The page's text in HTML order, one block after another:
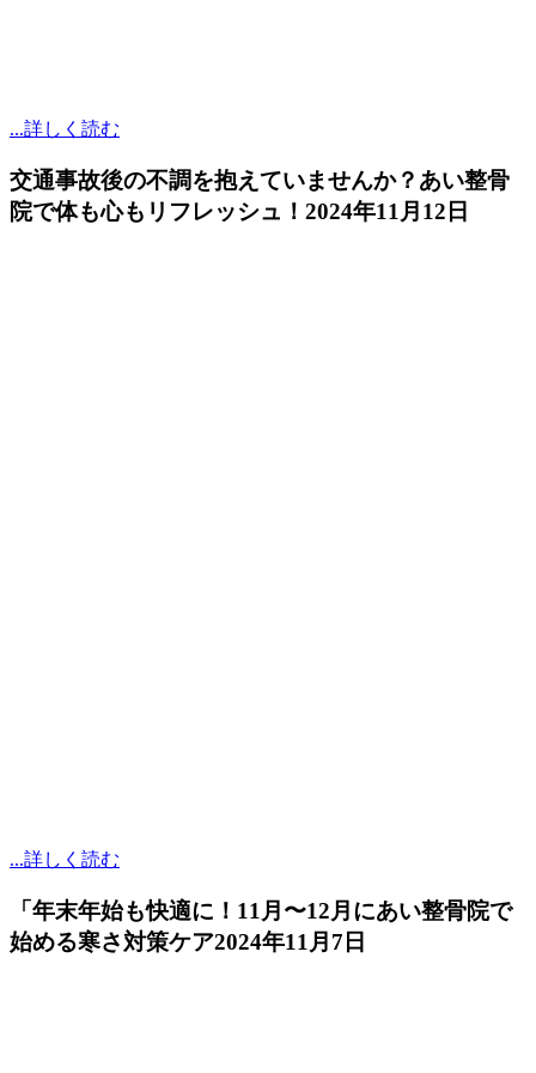
...詳しく読む
交通事故後の不調を抱えていませんか？あい整骨
院で体も心もリフレッシュ！ 2024年11月12日
...詳しく読む
「年末年始も快適に！11月〜12月にあい整骨院で
始める寒さ対策ケア2024年11月7日